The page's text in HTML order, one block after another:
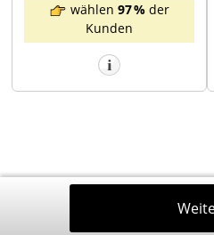
wählen 97 % der
Kunden